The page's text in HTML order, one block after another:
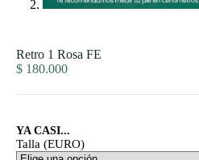
Retro 1 Rosa FE
$ 180.000
YA CASI...
Talla (EURO)